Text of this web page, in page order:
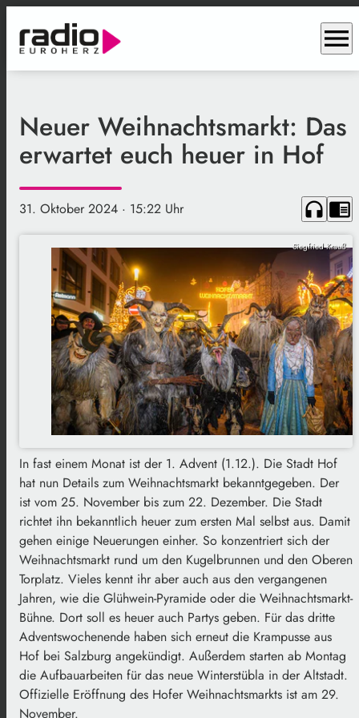
menu
Neuer Weihnachtsmarkt: Das
erwartet euch heuer in Hof
31. Oktober 2024 · 15:22 Uhr headphones chrome_reader_mode
Siegfried Krauß
In fast einem Monat ist der 1. Advent (1.12.). Die Stadt Hof
hat nun Details zum Weihnachtsmarkt bekanntgegeben. Der
ist vom 25. November bis zum 22. Dezember. Die Stadt
richtet ihn bekanntlich heuer zum ersten Mal selbst aus. Damit
gehen einige Neuerungen einher. So konzentriert sich der
Weihnachtsmarkt rund um den Kugelbrunnen und den Oberen
Torplatz. Vieles kennt ihr aber auch aus den vergangenen
Jahren, wie die Glühwein-Pyramide oder die Weihnachtsmarkt-
Bühne. Dort soll es heuer auch Partys geben. Für das dritte
Adventswochenende haben sich erneut die Krampusse aus
Hof bei Salzburg angekündigt. Außerdem starten ab Montag
die Aufbauarbeiten für das neue Winterstübla in der Altstadt.
Offizielle Eröffnung des Hofer Weihnachtsmarkts ist am 29.
November.